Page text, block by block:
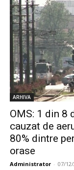
ARHIVA
OMS: 1 din 8
cauzat de
80% dintre
orase
Administrator - 07/